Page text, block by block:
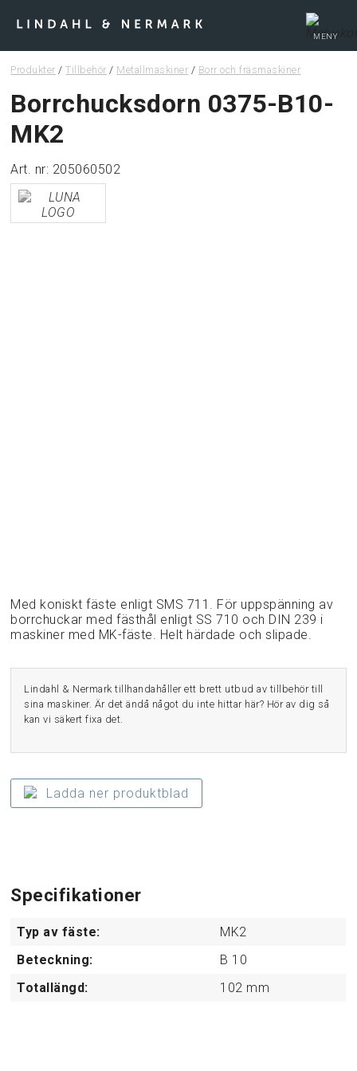
MENY
Webshop
Produkter /Tillbehör / Metallmaskiner / Borr och fräsmaskiner
Borrchucksdorn 0375-B10-
MK2
Art. nr: 205060502
Med koniskt fäste enligt SMS 711. För uppspänning av
borrchuckar med fästhål enligt SS 710 och DIN 239 i
maskiner med MK-fäste. Helt härdade och slipade.
Lindahl & Nermark tillhandahåller ett brett utbud av tillbehör till
sina maskiner. Är det ändå något du inte hittar här? Hör av dig så
kan vi säkert fixa det.
Ladda ner produktblad
Specifikationer
Typ av fäste:
MK2
Beteckning:
B 10
Totallängd:
102 mm